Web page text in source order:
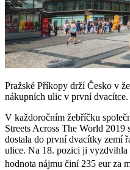
Pražské Příkopy drží Česko v
nákupních ulic v první dvacítce.
V každoročním žebříčku
Streets Across The World 2019
dostala do první dvacítky zemí
ulice. Na 18. pozici ji
hodnota nájmu činí 235 eur za